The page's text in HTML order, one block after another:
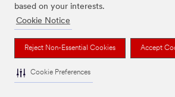
based on your interests.
Cookie Notice
Reject Non-Essential Cookies Accept
Cookie Preferences